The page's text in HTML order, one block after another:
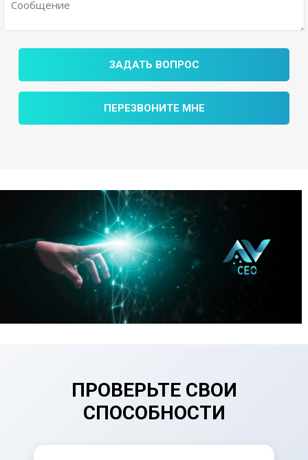
ЗАДАТЬ ВОПРОС
ПЕРЕЗВОНИТЕ МНЕ
ПРОВЕРЬТЕ СВОИ
СПОСОБНОСТИ